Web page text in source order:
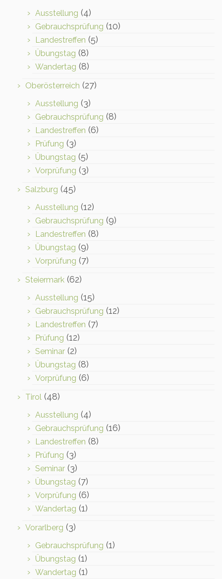
Ausstellung (4)
Gebrauchsprüfung (10)
Landestreffen (5)
Übungstag (8)
Wandertag (8)
Oberösterreich (27)
Ausstellung (3)
Gebrauchsprüfung (8)
Landestreffen (6)
Prüfung (3)
Übungstag (5)
Vorprüfung (3)
Salzburg (45)
Ausstellung (12)
Gebrauchsprüfung (9)
Landestreffen (8)
Übungstag (9)
Vorprüfung (7)
Steiermark (62)
Ausstellung (15)
Gebrauchsprüfung (12)
Landestreffen (7)
Prüfung (12)
Seminar (2)
Übungstag (8)
Vorprüfung (6)
Tirol (48)
Ausstellung (4)
Gebrauchsprüfung (16)
Landestreffen (8)
Prüfung (3)
Seminar (3)
Übungstag (7)
Vorprüfung (6)
Wandertag (1)
Vorarlberg (3)
Gebrauchsprüfung (1)
Übungstag (1)
Wandertag (1)